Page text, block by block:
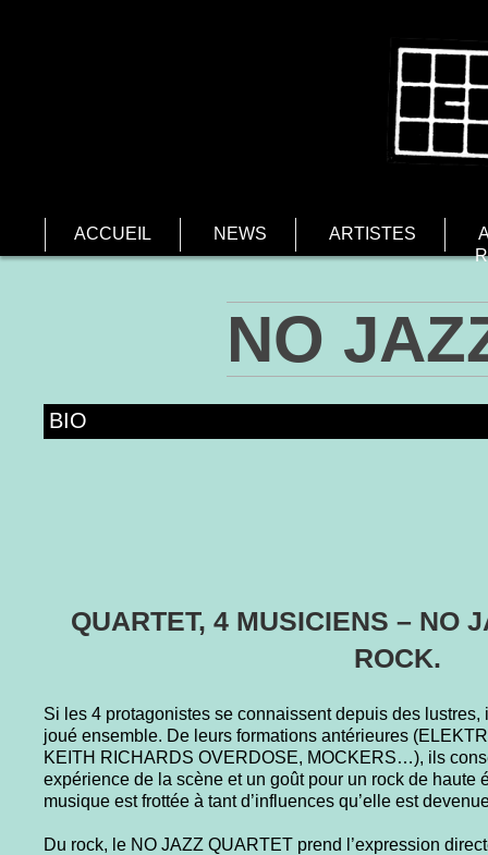
ACCUEIL NEWS ARTISTES
NO
BIO
QUARTET, 4 MUSICIENS – NO
ROCK.
Si les 4 protagonistes se connaissent depuis des lustres,
joué ensemble. De leurs formations antérieures
KEITH RICHARDS OVERDOSE, MOCKERS…), ils
expérience de la scène et un goût pour un rock de haute
musique est frottée à tant d’influences qu’elle est
Du rock, le NO JAZZ QUARTET prend l’expression